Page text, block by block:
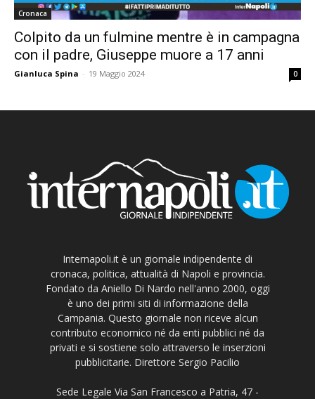
Cronaca
Colpito da un fulmine mentre è in campagna
con il padre, Giuseppe muore a 17 anni
Gianluca Spina - 19 Maggio 2024 0
Internapoli.it è un giornale indipendente di
cronaca, politica, attualità di Napoli e provincia.
Fondato da Aniello Di Nardo nell'anno 2000, oggi
è uno dei primi siti di informazione della
Campania. Questo giornale non riceve alcun
contributo economico né da enti pubblici né da
privati e si sostiene solo attraverso le inserzioni
pubblicitarie. Direttore Sergio Pacilio
Sede Legale Via San Francesco a Patria, 47 -